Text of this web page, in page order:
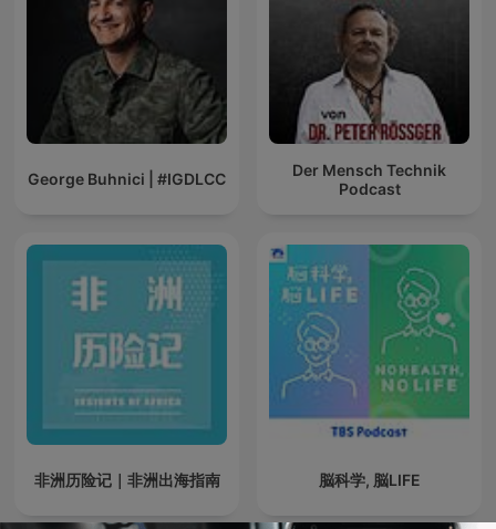
George Buhnici | #IGDLCC
Der Mensch Technik
Podcast
非洲历险记｜非洲出海指南 脳科学, 脳LIFE